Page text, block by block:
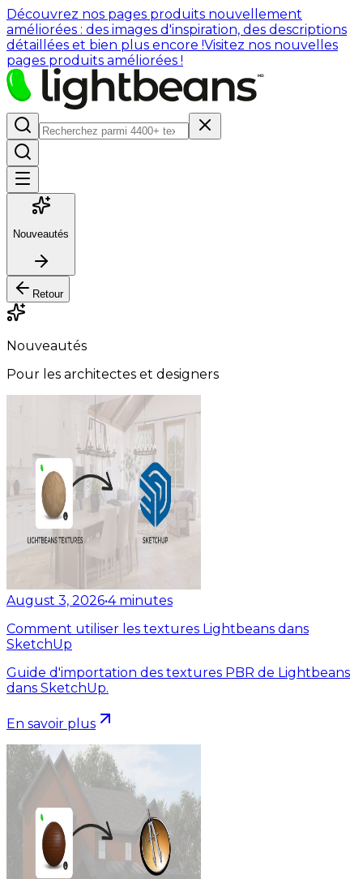
Découvrez nos pages produits nouvellement
améliorées : des images d'inspiration, des descriptions
détaillées et bien plus encore !Visitez nos nouvelles
pages produits améliorées !
Nouveautés
Retour
Nouveautés
Pour les architectes et designers
August 3, 2026•4 minutes
Comment utiliser les textures Lightbeans dans
SketchUp
Guide d'importation des textures PBR de Lightbeans
dans SketchUp.
En savoir plus